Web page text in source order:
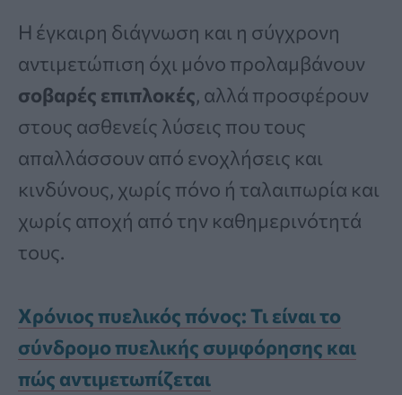
Η έγκαιρη διάγνωση και η σύγχρονη
αντιμετώπιση όχι μόνο προλαμβάνουν
σοβαρές επιπλοκές, αλλά προσφέρουν
στους ασθενείς λύσεις που τους
απαλλάσσουν από ενοχλήσεις και
κινδύνους, χωρίς πόνο ή ταλαιπωρία και
χωρίς αποχή από την καθημερινότητά
τους.
Χρόνιος πυελικός πόνος: Τι είναι το
σύνδρομο πυελικής συμφόρησης και
πώς αντιμετωπίζεται